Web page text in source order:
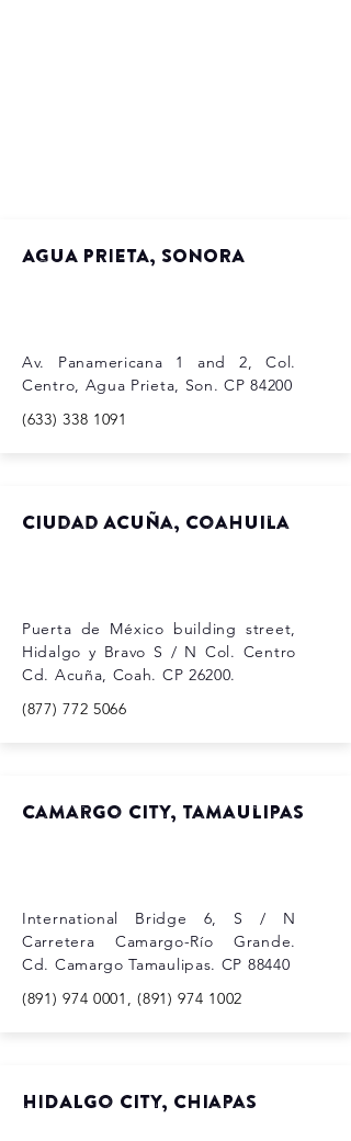
AGUA PRIETA, SONORA
Av. Panamericana 1 and 2, Col.
Centro, Agua Prieta, Son. CP 84200
(633) 338 1091
Ciudad Acuña, Coahuila
Puerta de México building street,
Hidalgo y Bravo S / N Col. Centro
Cd. Acuña, Coah. CP 26200.
(877) 772 5066
Camargo city, tamaulipas
International Bridge 6, S / N
Carretera Camargo-Río Grande.
Cd. Camargo Tamaulipas. CP 88440
(891) 974 0001 ,(891) 974 1002
HIDALgo city, chiapas